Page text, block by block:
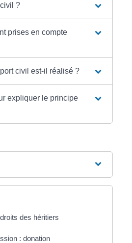
?
prises en compte
civil est-il réalisé ?
expliquer le principe
des héritiers
: donation